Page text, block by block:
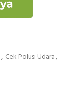
, Cek Polusi Udara,